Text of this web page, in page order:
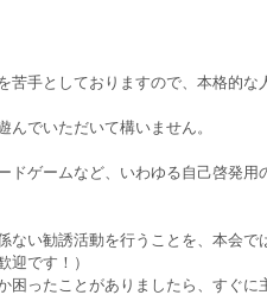
苦手としておりますので、本格的な
でいただいて構いません。
ドゲームなど、いわゆる自己啓発用
ない勧誘活動を行うことを、本会で
迎です！）
困ったことがありましたら、すぐに